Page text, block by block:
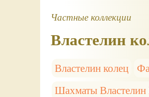
Частные коллекции
Властелин
Властелин колец
Шахматы Властелин